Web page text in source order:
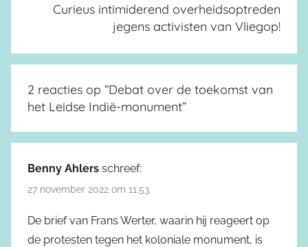
Curieus intimiderend overheidsoptreden
jegens activisten van Vliegop!
2 reacties op “Debat over de toekomst van
het Leidse Indië-monument”
Benny Ahlers schreef:
27 november 2022 om 11:53
De brief van Frans Werter, waarin hij reageert op
de protesten tegen het koloniale monument, is